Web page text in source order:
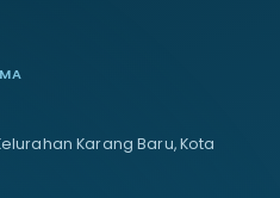
Karang Baru, Kota